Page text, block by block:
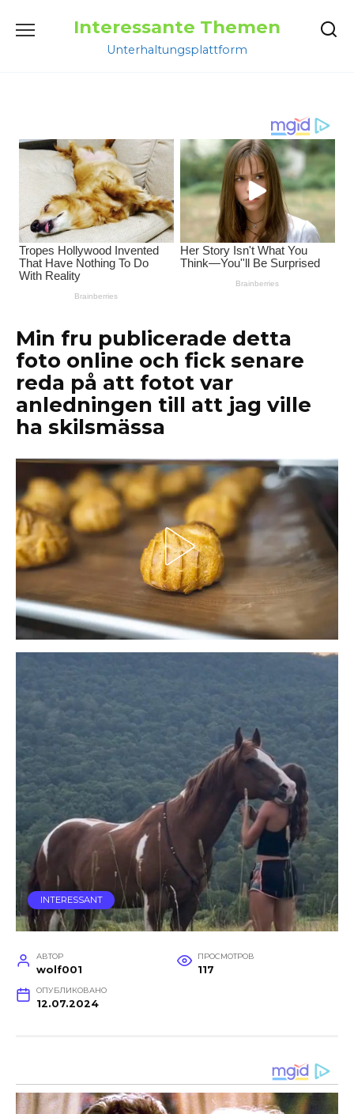
Interessante Themen
Unterhaltungsplattform
Min fru publicerade detta
foto online och fick senare
reda på att fotot var
anledningen till att jag ville
ha skilsmässa
INTERESSANT
АВТОР
wolf001
ПРОСМОТРОВ
117
ОПУБЛИКОВАНО
12.07.2024